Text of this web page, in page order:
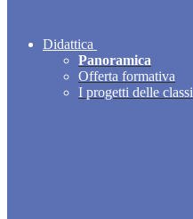
Didattica
Panoramica
Offerta formativa
I progetti delle classi